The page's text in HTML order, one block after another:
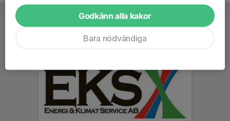
Godkänn alla kakor
Bara nödvändiga